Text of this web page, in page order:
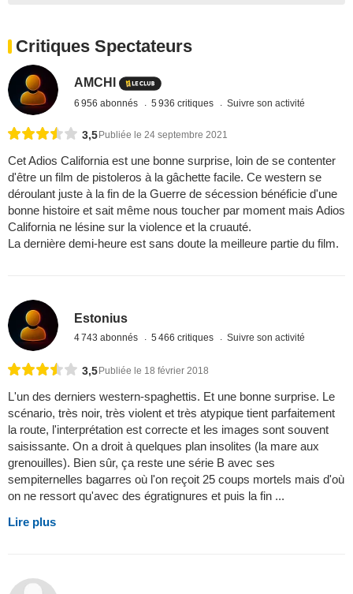
Critiques Spectateurs
AMCHI
6 956 abonnés 5 936 critiques Suivre son activité
3,5 Publiée le 24 septembre 2021
Cet Adios California est une bonne surprise, loin de se contenter
d'être un film de pistoleros à la gâchette facile. Ce western se
déroulant juste à la fin de la Guerre de sécession bénéficie d'une
bonne histoire et sait même nous toucher par moment mais Adios
California ne lésine sur la violence et la cruauté.
La dernière demi-heure est sans doute la meilleure partie du film.
Estonius
4 743 abonnés 5 466 critiques Suivre son activité
3,5Publiée le 18 février 2018
L'un des derniers western-spaghettis. Et une bonne surprise. Le
scénario, très noir, très violent et très atypique tient parfaitement
la route, l'interprétation est correcte et les images sont souvent
saisissante. On a droit à quelques plan insolites (la mare aux
grenouilles). Bien sûr, ça reste une série B avec ses
sempiternelles bagarres où l'on reçoit 25 coups mortels mais d'où
on ne ressort qu'avec des égratignures et puis la fin ...
Lire plus